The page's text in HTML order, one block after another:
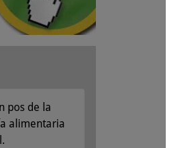
pos de la
alimentaria